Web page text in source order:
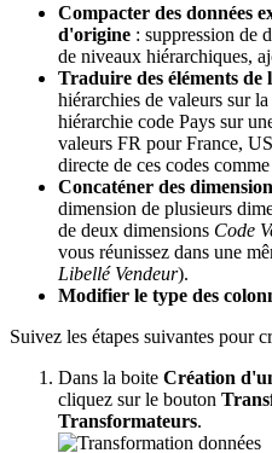
Compacter des données
d'origine : suppression de
de niveaux hiérarchiques,
Traduire des éléments de
hiérarchies de valeurs sur
hiérarchie code Pays sur
valeurs FR pour France,
directe de ces codes
Concaténer des
dimension de plusieurs
de deux dimensions Code
vous réunissez dans une
Libellé Vendeur).
Modifier le type des
Suivez les étapes suivantes pour
Dans la boite Création
cliquez sur le bouton
Transformateurs.